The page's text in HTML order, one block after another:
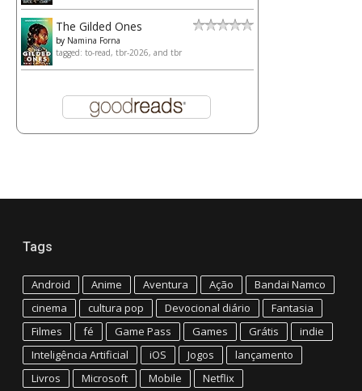
The Gilded Ones
by Namina Forna
tagged: to-read, tbr-2026, and tbr
Tags
Android Anime Aventura Ação
Bandai Namco
cinema
cultura pop Devocional diário
Fantasia
Filmes
fé Game Pass Games Grátis
indie
Inteligência Artificial
iOS Jogos
lançamento
Livros
Microsoft Mobile
Netflix